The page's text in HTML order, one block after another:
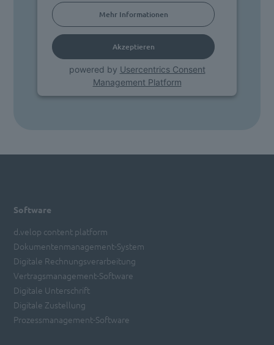
Mehr Informationen
Akzeptieren
powered by Usercentrics Consent
Management Platform
Software
d.velop content platform
Dokumentenmanagement-System
Digitale Rechnungsverarbeitung
Vertragsmanagement-Software
Digitale Unterschrift
Digitale Zustellung
Prozessmanagement-Software